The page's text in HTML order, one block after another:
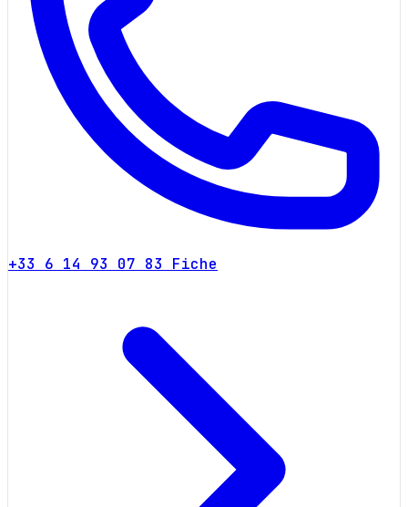
+33 6 14 93 07 83 Fiche